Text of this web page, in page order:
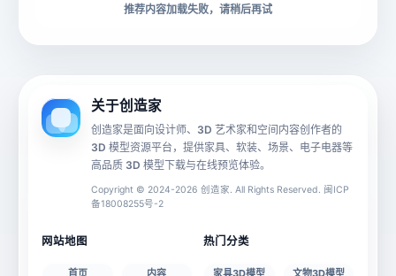
材质贴图
文件大小
推荐内容加载失败，请稍后再试
关于创造家
创造家是面向设计师、3D 艺术家和空间内容创作者的
3D 模型资源平台，提供家具、软装、场景、电子电器等
高品质 3D 模型下载与在线预览体验。
Copyright © 2024-2026 创造家. All Rights Reserved. 闽ICP
备18008255号-2
网站地图 热门分类